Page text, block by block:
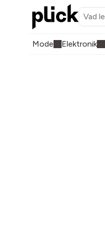
Mode Elektronik